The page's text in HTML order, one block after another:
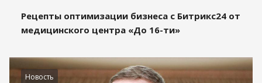
Рецепты оптимизации бизнеса с Битрикс24 от
медицинского центра «До 16-ти»
Новость